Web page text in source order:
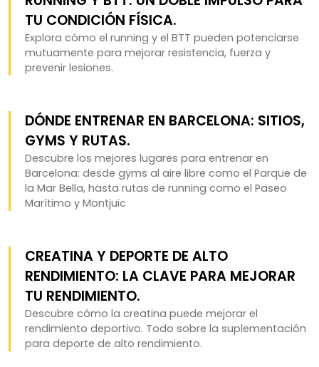
TU CONDICIÓN FÍSICA.
Explora cómo el running y el BTT pueden potenciarse
mutuamente para mejorar resistencia, fuerza y
prevenir lesiones.
DÓNDE ENTRENAR EN BARCELONA: SITIOS,
GYMS Y RUTAS.
Descubre los mejores lugares para entrenar en
Barcelona: desde gyms al aire libre como el Parque de
la Mar Bella, hasta rutas de running como el Paseo
Marítimo y Montjuïc
CREATINA Y DEPORTE DE ALTO
RENDIMIENTO: LA CLAVE PARA MEJORAR
TU RENDIMIENTO.
Descubre cómo la creatina puede mejorar el
rendimiento deportivo. Todo sobre la suplementación
para deporte de alto rendimiento.